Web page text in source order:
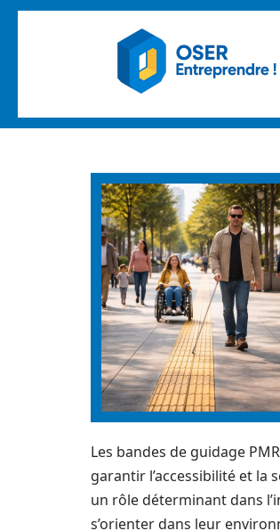
Les bandes de guidage
garantir l’accessibilité et la
un rôle déterminant dans
s’orienter dans leur